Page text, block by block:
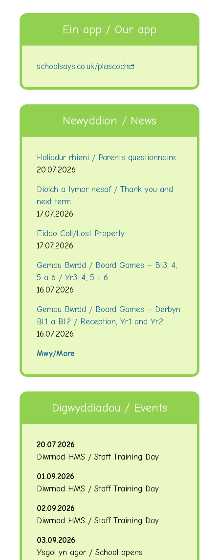
Ein app / Our app
schoolsays.co.uk/plascoch
Newyddion / News
Holiadur rhieni / Parents questionnaire
20.07.2026
Diolch a tymor nesaf / Thank you and
next term
17.07.2026
Eiddo Coll/Lost Property
17.07.2026
Gemau Bwrdd / Board Games – Bl.3, 4,
5 a 6 / Yr.3, 4, 5 + 6
16.07.2026
Gemau Bwrdd / Board Games – Derbyn,
Bl.1 a Bl.2 / Reception, Yr.1 and Yr.2
16.07.2026
Mwy/More
Digwyddiadau / Events
20.07.2026
Diwrnod HMS / Staff Training Day
01.09.2026
Diwrnod HMS / Staff Training Day
02.09.2026
Diwrnod HMS / Staff Training Day
03.09.2026
Ysgol yn agor / School opens